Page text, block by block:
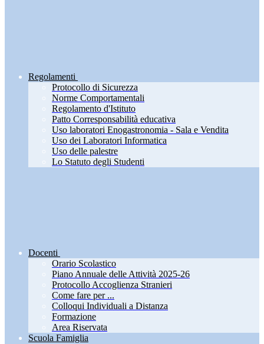
Regolamenti
Protocollo di Sicurezza
Norme Comportamentali
Regolamento d'Istituto
Patto Corresponsabilità educativa
Uso laboratori Enogastronomia - Sala e Vendita
Uso dei Laboratori Informatica
Uso delle palestre
Lo Statuto degli Studenti
Docenti
Orario Scolastico
Piano Annuale delle Attività 2025-26
Protocollo Accoglienza Stranieri
Come fare per ...
Colloqui Individuali a Distanza
Formazione
Area Riservata
Scuola Famiglia